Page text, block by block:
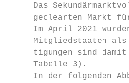
Das
geclearten Markt
Im April 2021
Mitgliedstaaten
tigungen sind
     Tabelle 3).
In der folgenden